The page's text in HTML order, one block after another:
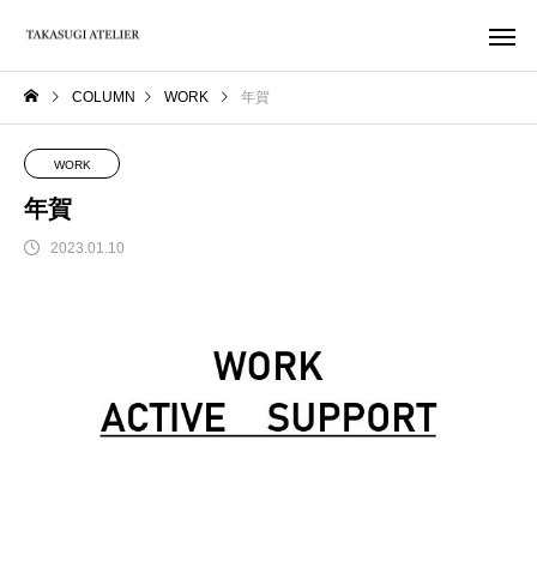
COLUMN WORK 年賀
WORK
年賀
2023.01.10